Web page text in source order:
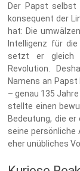
Der Papst
konsequent der
hat: Die
Intelligenz für
setzt er gleich
Revolution.
Namens an Papst
– genau 135
stellte einen
Bedeutung, die
seine persönliche
eher unübliches